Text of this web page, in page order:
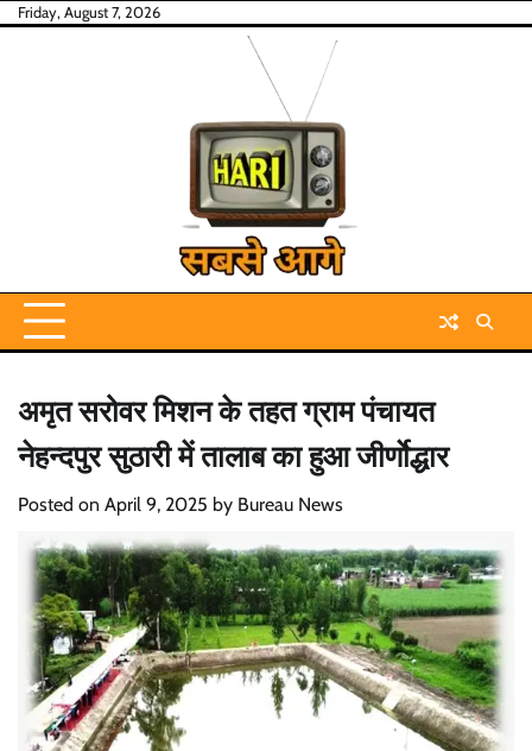
SkipFriday, August 7, 2026
अमृत सरोवर मिशन के तहत ग्राम पंचायत
नेहन्दपुर सुठारी में तालाब का हुआ जीर्णाेद्धार
Posted on April 9, 2025 by Bureau News